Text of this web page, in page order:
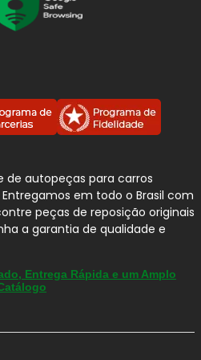
reposição com padrão
(OEM), ideal para
estabilidade e
de alta
maior capacidade de
para quem desejamelhor
mais firme e maior
em uso mais severo.
para veículos com
estabilidade em curvas e
de autopeças para carros
em todo o Brasil com
peças de reposição originais
a garantia de qualidade e
Entrega Rápida e um Amplo